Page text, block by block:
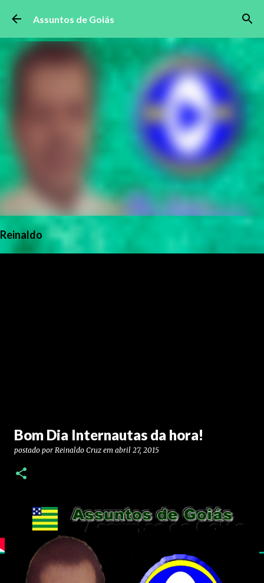
Pular para o conteúdo principal
Assuntos de Goiás
Reinaldo
Bom Dia Internautas da hora!
postado por Reinaldo Cruz em abril 27, 2015